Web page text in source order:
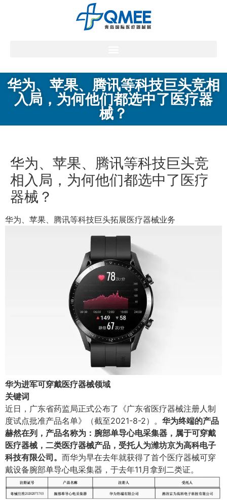
华为、苹果、腾讯等科技巨头竞相
入局，为何他们都选中了医疗器
械？
华为、苹果、腾讯等科技巨头竞
相入局，为何他们都选中了医疗
器械？
华为、苹果、腾讯等科技巨头拓展医疗器械业务
华为进军可穿戴医疗器械领域
关键词
近日，广东省药监局正式公布了《广东省医疗器械注册人制
度试点批准产品名单》（截至2021-8-2）。 华为终端的产品
赫然在列，产品名称为：腕部单导心电采集器，属于可穿戴
医疗器械，二类医疗器械产品，受托人为潍坊京为高科电子
科技有限公司。 而华为早在去年就获得了首个医疗器械可穿
戴设备腕部单导心电采集器，于去年11月拿到二类证。